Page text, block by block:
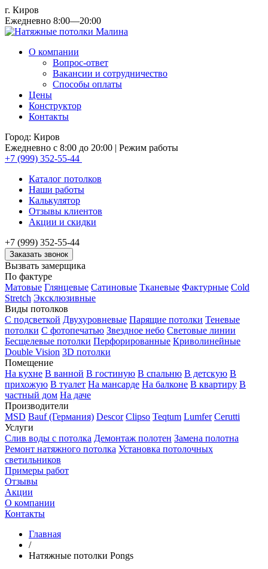
г. Киров
Ежедневно 8:00—20:00
О компании
Вопрос-ответ
Вакансии и сотрудничество
Способы оплаты
Цены
Конструктор
Контакты
Город: Киров
Ежедневно с 8:00 до 20:00 | Режим работы
+7 (999) 352-55-44
Каталог потолков
Наши работы
Калькулятор
Отзывы клиентов
Акции и скидки
+7 (999) 352-55-44
Заказать звонок
Вызвать замерщика
По фактуре
Матовые Глянцевые Сатиновые Тканевые Фактурные Cold
Stretch Эксклюзивные
Виды потолков
С подсветкой Двухуровневые Парящие потолки Теневые
потолки С фотопечатью Звездное небо Световые линии
Бесщелевые потолки Перфорированные Криволинейные
Double Vision 3D потолки
Помещение
На кухне В ванной В гостиную В спальню В детскую В
прихожую В туалет На мансарде На балконе В квартиру В
частный дом На даче
Производители
MSD Bauf (Германия) Descor Clipso Teqtum Lumfer Cerutti
Услуги
Слив воды с потолка Демонтаж полотен Замена полотна
Ремонт натяжного потолка Установка потолочных
светильников
Примеры работ
Отзывы
Акции
О компании
Контакты
Главная
/
Натяжные потолки Pongs